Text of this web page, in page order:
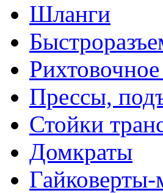
Шланги
Прессы,
Стойки
Домкраты